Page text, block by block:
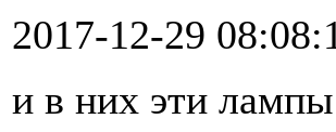
2017-12-29
и в них эти